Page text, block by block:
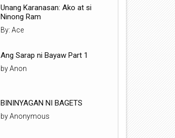
Unang Karanasan: Ako at si
Ninong Ram
By: Ace
Ang Sarap ni Bayaw Part 1
by Anon
BININYAGAN NI BAGETS
by Anonymous